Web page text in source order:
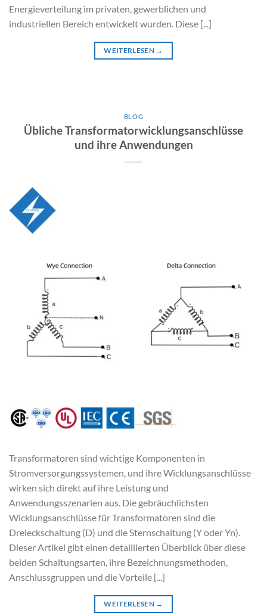
Energieverteilung im privaten, gewerblichen und
industriellen Bereich entwickelt wurden. Diese [...]
WEITERLESEN →
BLOG
Übliche Transformatorwicklungsanschlüsse
und ihre Anwendungen
Transformatoren sind wichtige Komponenten in
Stromversorgungssystemen, und ihre Wicklungsanschlüsse
wirken sich direkt auf ihre Leistung und
Anwendungsszenarien aus. Die gebräuchlichsten
Wicklungsanschlüsse für Transformatoren sind die
Dreieckschaltung (D) und die Sternschaltung (Y oder Yn).
Dieser Artikel gibt einen detaillierten Überblick über diese
beiden Schaltungsarten, ihre Bezeichnungsmethoden,
Anschlussgruppen und die Vorteile [...]
WEITERLESEN →